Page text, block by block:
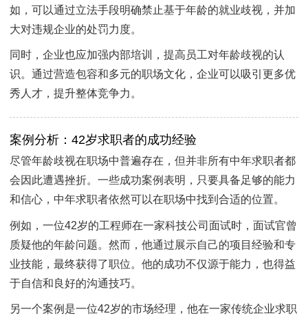
如，可以通过立法手段明确禁止基于年龄的就业歧视，并加
大对违规企业的处罚力度。
同时，企业也应加强内部培训，提高员工对年龄歧视的认
识。通过营造包容和多元的职场文化，企业可以吸引更多优
秀人才，提升整体竞争力。
案例分析：42岁求职者的成功经验
尽管年龄歧视在职场中普遍存在，但并非所有中年求职者都
会因此遭遇挫折。一些成功案例表明，只要具备足够的能力
和信心，中年求职者依然可以在职场中找到合适的位置。
例如，一位42岁的工程师在一家科技公司面试时，面试官曾
质疑他的年龄问题。然而，他通过展示自己的项目经验和专
业技能，最终获得了职位。他的成功不仅源于能力，也得益
于自信和良好的沟通技巧。
另一个案例是一位42岁的市场经理，他在一家传统企业求职